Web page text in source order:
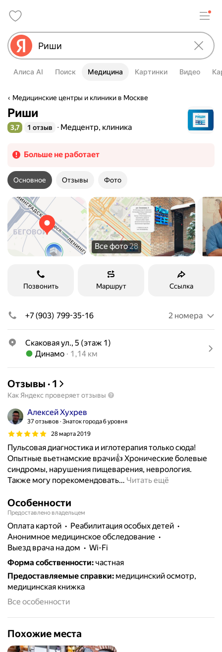
Алиса AI Поиск Медицина Картинки Видео
Медицинские центры и клиники в Москве
Риши
Рейтинг 3,7 из 5
3,7 1 отзыв Медцентр, клиника
Больше не работает
Основное Отзывы Фото
Все фото28
Позвонить Маршрут Ссылка
+7 (903) 799-35-16 2 номера
Скаковая ул., 5 (этаж 1)
Метро Динамо Расстояние 1,14 км
Динамо 1,14 км
Отзывы · 1
Как Яндекс проверяет отзывы
Алексей Хухрев
37 отзывов Знаток города 6 уровня
28 марта 2019
Пульсовая диагностика и иглотерапия только сюда!
Опытные вьетнамские врачи👍 Хронические болевые
синдромы, нарушения пищеварения, неврология.
Также могу порекомендовать… Читать ещё
Особенности
Предоставлено владельцем
Оплата картой
реабилитация особых детей
анонимное медицинское обследование
выезд врача на дом
Wi-Fi
Форма собственности: частная
Предоставляемые справки: медицинский осмотр,
медицинская книжка
Все особенности
Похожие места